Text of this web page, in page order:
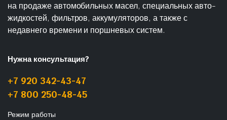
на продаже автомобильных масел, специальных авто-
жидкостей, фильтров, аккумуляторов, а также с
недавнего времени и поршневых систем.
Нужна консультация?
+7 920 342-43-47
+7 800 250-48-45
Режим работы